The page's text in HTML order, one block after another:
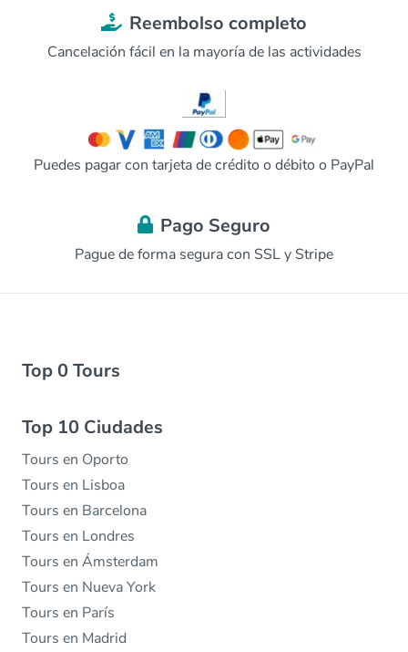
Reembolso completo
Cancelación fácil en la mayoría de las actividades
Puedes pagar con tarjeta de crédito o débito o PayPal
Pago Seguro
Pague de forma segura con SSL y Stripe
Top 0 Tours
Top 10 Ciudades
Tours en Oporto
Tours en Lisboa
Tours en Barcelona
Tours en Londres
Tours en Ámsterdam
Tours en Nueva York
Tours en París
Tours en Madrid